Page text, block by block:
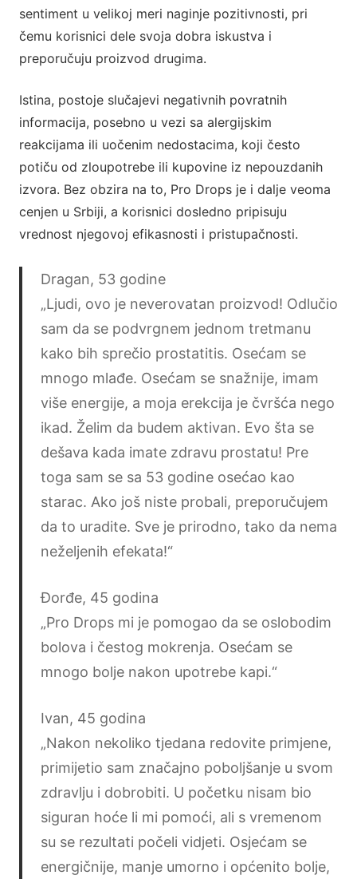
sentiment u velikoj meri naginje pozitivnosti, pri
čemu korisnici dele svoja dobra iskustva i
preporučuju proizvod drugima.
Istina, postoje slučajevi negativnih povratnih
informacija, posebno u vezi sa alergijskim
reakcijama ili uočenim nedostacima, koji često
potiču od zloupotrebe ili kupovine iz nepouzdanih
izvora. Bez obzira na to, Pro Drops je i dalje veoma
cenjen u Srbiji, a korisnici dosledno pripisuju
vrednost njegovoj efikasnosti i pristupačnosti.
Dragan, 53 godine
„Ljudi, ovo je neverovatan proizvod! Odlučio
sam da se podvrgnem jednom tretmanu
kako bih sprečio prostatitis. Osećam se
mnogo mlađe. Osećam se snažnije, imam
više energije, a moja erekcija je čvršća nego
ikad. Želim da budem aktivan. Evo šta se
dešava kada imate zdravu prostatu! Pre
toga sam se sa 53 godine osećao kao
starac. Ako još niste probali, preporučujem
da to uradite. Sve je prirodno, tako da nema
neželjenih efekata!“ ​
Đorđe, 45 godina
„Pro Drops mi je pomogao da se oslobodim
bolova i čestog mokrenja. Osećam se
mnogo bolje nakon upotrebe kapi.“
Ivan, 45 godina
„Nakon nekoliko tjedana redovite primjene,
primijetio sam značajno poboljšanje u svom
zdravlju i dobrobiti. U početku nisam bio
siguran hoće li mi pomoći, ali s vremenom
su se rezultati počeli vidjeti. Osjećam se
energičnije, manje umorno i općenito bolje,